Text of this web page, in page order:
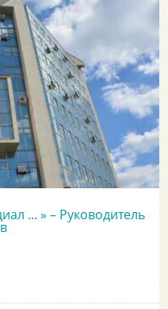
... » – Руководитель